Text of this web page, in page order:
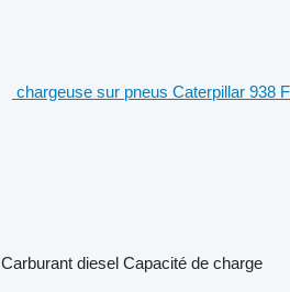
chargeuse sur pneus Caterpillar 938 F
Carburant diesel Capacité de charge